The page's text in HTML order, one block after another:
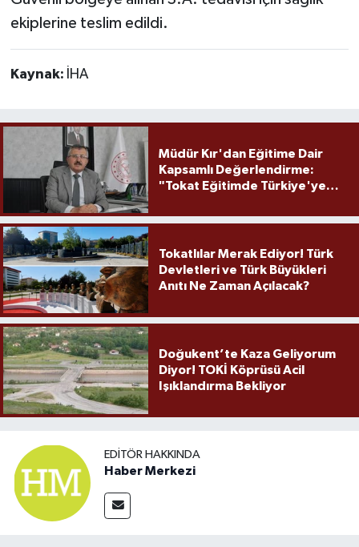
ekiplerine teslim edildi.
Kaynak: İHA
Müdür Kır'dan Eğitime Dair
Kapsamlı Değerlendirme:
"Tokat Eğitimde Türkiye'ye
Tokatlılar Merak Ediyor! Türk
Devletleri ve Türk Büyükleri
Anıtı Ne Zaman Açılacak?
Doğukent’te Kaza Geliyorum
Diyor! TOKİ Köprüsü Acil
Işıklandırma Bekliyor
EDITÖR HAKKINDA
Haber Merkezi